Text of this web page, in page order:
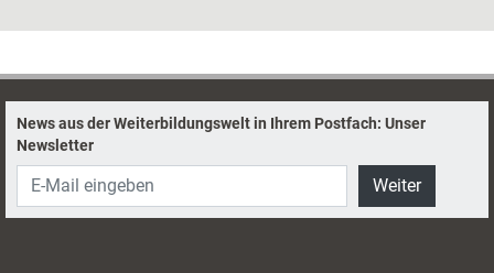
News aus der Weiterbildungswelt in Ihrem Postfach: Unser
Newsletter
Weiter